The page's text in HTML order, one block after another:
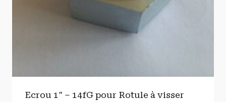
Ecrou 1″ – 14fG pour Rotule à visser